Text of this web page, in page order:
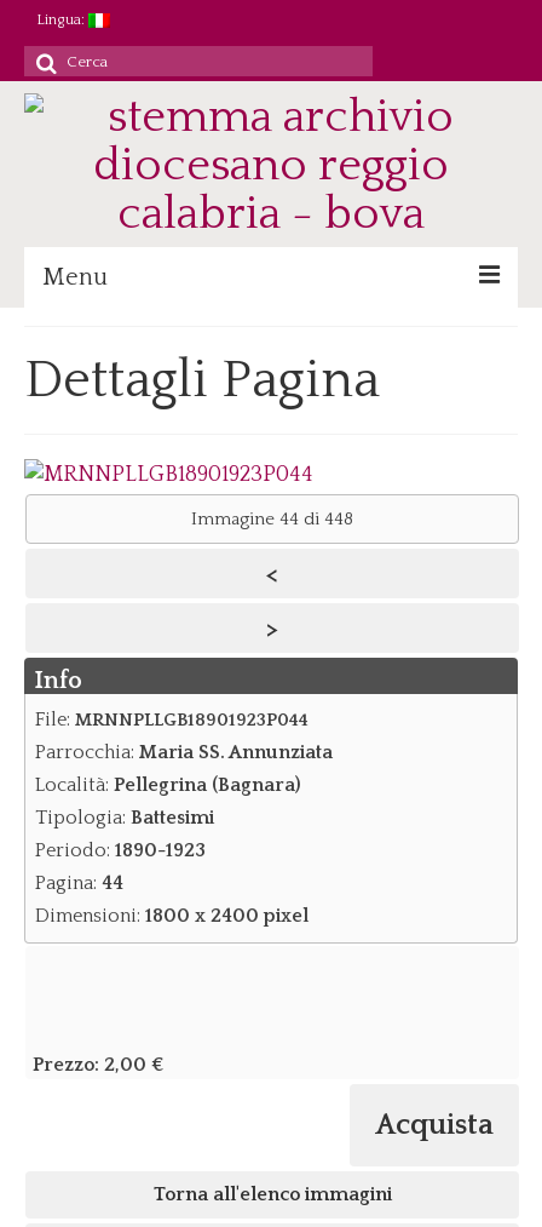
Lingua:
Cerca
per:
Menu
Patrimonio/Staff
Consultazione
Immagini digitali
Contatti
Dove siamo/Messaggi
Dettagli Pagina
Immagine 44 di 448
<
>
Info
File: MRNNPLLGB18901923P044
Parrocchia: Maria SS. Annunziata
Località: Pellegrina (Bagnara)
Tipologia: Battesimi
Periodo: 1890-1923
Pagina: 44
Dimensioni: 1800 x 2400 pixel
Prezzo: 2,00 €
Acquista
Torna all'elenco immagini